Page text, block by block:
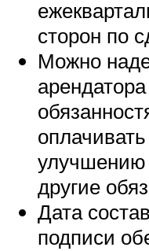
сторон по
Можно
улучшению
другие
Дата
подписи